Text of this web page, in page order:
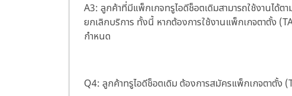
A3: ลูกค้าที่มีแพ็กเกจทรูไอดีช็อตเดิมสามารถใช้งานได้ต
ยกเลิกบริการ ทั้งนี้ หากต้องการใช้งานแพ็กเกจตาตั้ง
กำหนด
Q4: ลูกค้าทรูไอดีช็อตเดิม ต้องการสมัครแพ็กเกจตาตั้ง